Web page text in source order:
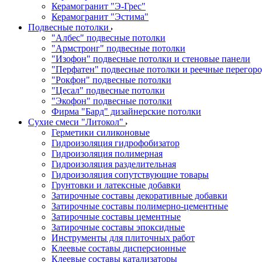
Керамогранит "Э-Грес"
Керамогранит "Эстима"
Подвесные потолки
"Албес" подвесные потолки
"Армстронг" подвесные потолки
"Изофон" подвесные потолки и стеновые панели
"Перфатен" подвесные потолки и реечные
"Рокфон" подвесные потолки
"Цесал" подвесные потолки
"Экофон" подвесные потолки
Фирма "Бард" дизайнерские потолки
Сухие смеси "Литокол"
Герметики силиконовые
Гидроизоляция гидрофобизатор
Гидроизоляция полимерная
Гидроизоляция разделительная
Гидроизоляция сопутствующие товары
Грунтовки и латексные добавки
Затирочные составы декоративные добавки
Затирочные составы полимерно-цементные
Затирочные составы цементные
Затирочные составы эпоксидные
Инструменты для плиточных работ
Клеевые составы дисперсионные
Клеевые составы катализаторы